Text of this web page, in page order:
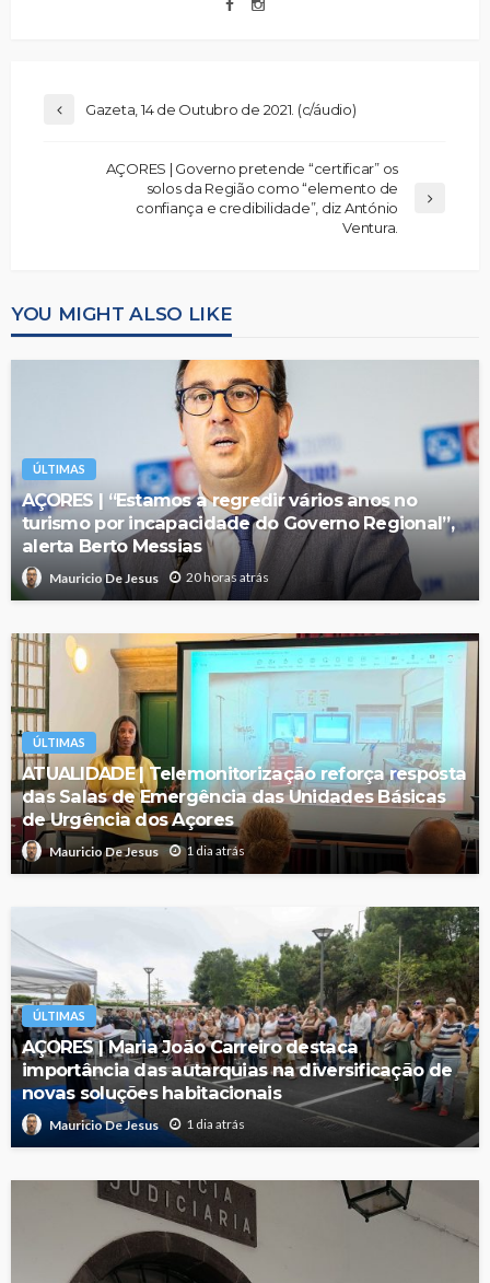
Gazeta, 14 de Outubro de 2021. (c/áudio)
AÇORES | Governo pretende “certificar” os
solos da Região como “elemento de
confiança e credibilidade”, diz António
Ventura.
YOU MIGHT ALSO LIKE
ÚLTIMAS
AÇORES | “Estamos a regredir vários anos no
turismo por incapacidade do Governo Regional”,
alerta Berto Messias
Mauricio De Jesus 20 horas atrás
ÚLTIMAS
ATUALIDADE | Telemonitorização reforça resposta
das Salas de Emergência das Unidades Básicas
de Urgência dos Açores
Mauricio De Jesus 1 dia atrás
ÚLTIMAS
AÇORES | Maria João Carreiro destaca
importância das autarquias na diversificação de
novas soluções habitacionais
Mauricio De Jesus 1 dia atrás